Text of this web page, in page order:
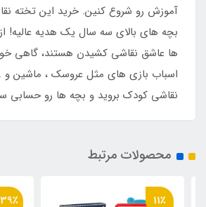
آموزش رو شروع کنین. خرید این تخته
بچه های بالای سه سال یک هدیه عالیه!
ها عاشق نقاشی کشیدن هستند، گاهی
اسباب بازی های مثل عروسک ، ماشین و
نقاشی کودک بروید و بچه ها رو حسابی
محصولات مرتبط
11٪ 39٪